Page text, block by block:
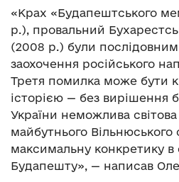
«Крах «Будапештського
р.), провальний
(2008 р.) були
заохочення російського
Третя помилка може бути
історією — без вирішення
України неможлива світова
майбутнього Вільнюського
максимальну конкретику в
Будапешту», — написав